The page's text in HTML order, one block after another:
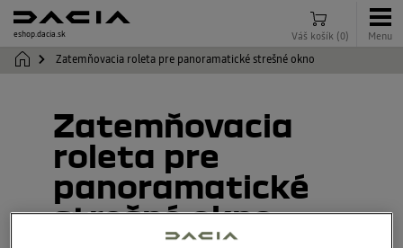
eshop.dacia.sk Váš košík (0) Menu
Zatemňovacia roleta pre panoramatické strešné okno
Zatemňovacia
roleta pre
panoramatické
strešné okno